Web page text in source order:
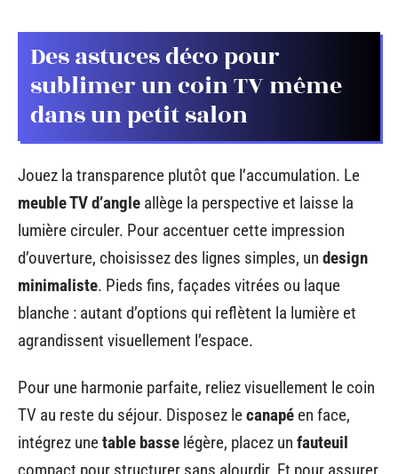
Des astuces déco pour
sublimer un coin TV même
dans un petit salon
Jouez la transparence plutôt que l’accumulation. Le
meuble TV d’angle allège la perspective et laisse la
lumière circuler. Pour accentuer cette impression
d’ouverture, choisissez des lignes simples, un design
minimaliste. Pieds fins, façades vitrées ou laque
blanche : autant d’options qui reflètent la lumière et
agrandissent visuellement l’espace.
Pour une harmonie parfaite, reliez visuellement le coin
TV au reste du séjour. Disposez lecanapé en face,
intégrez unetable basse légère, placez un fauteuil